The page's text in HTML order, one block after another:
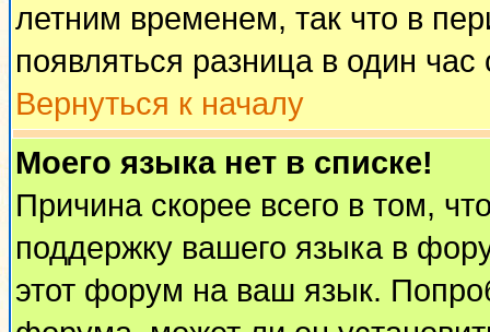
летним временем, так что в
появляться разница в один
Вернуться к началу
Моего языка нет в списке!
Причина скорее всего в том,
поддержку вашего языка в
этот форум на ваш язык.